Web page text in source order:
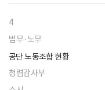
4
법무·노무
공단 노동조합 현황
청렴감사부